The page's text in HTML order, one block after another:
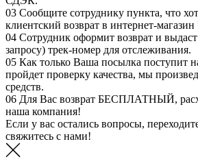
03 Сообщите сотруднику пункта, что
клиентский возврат в интернет-
04 Сотрудник оформит возврат и
запросу) трек-номер для отслеживания.
05 Как только Ваша посылка поступит
пройдет проверку качества, мы
средств.
06 Для Вас возврат БЕСПЛАТНЫЙ,
наша компания!
Если у вас остались вопросы,
свяжитесь с нами!